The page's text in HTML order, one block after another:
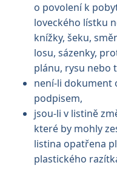
o povolení k
loveckého lístku
knížky, šeku,
losu, sázenky,
plánu, rysu nebo
není-li dokument
podpisem,
jsou-li v listině
které by mohly
listina opatřena
plastického